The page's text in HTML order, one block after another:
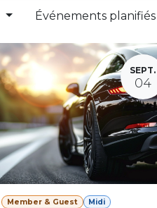
Événements planifiés
SEPT.
04
Member & Guest
Midi